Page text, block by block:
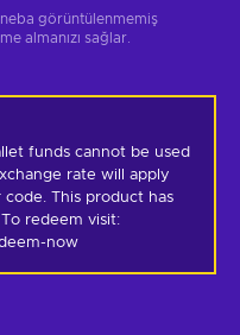
görüntülenmemiş
almanızı sağlar.
funds cannot be used
rate will apply
This product has
redeem visit:
now